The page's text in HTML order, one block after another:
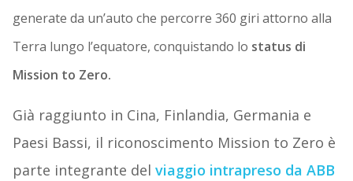
generate da un’auto che percorre 360 giri attorno alla
Terra lungo l’equatore, conquistando lo status di
Mission to Zero.
Già raggiunto in Cina, Finlandia, Germania e
Paesi Bassi, il riconoscimento Mission to Zero è
parte integrante del viaggio intrapreso da ABB